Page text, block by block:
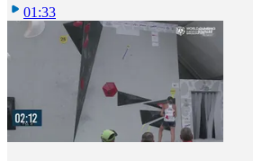
01:33